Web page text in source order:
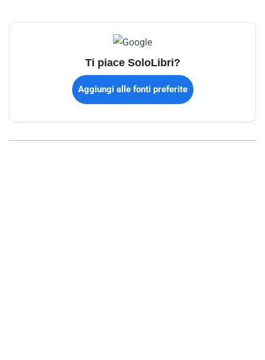
Ti piace SoloLibri?
Aggiungi alle fonti preferite